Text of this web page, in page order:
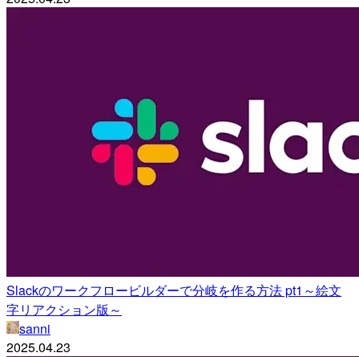
Slackのワークフロービルダーで分岐を作る方法 pt1～絵文
字リアクション版～
sanni
2025.04.23